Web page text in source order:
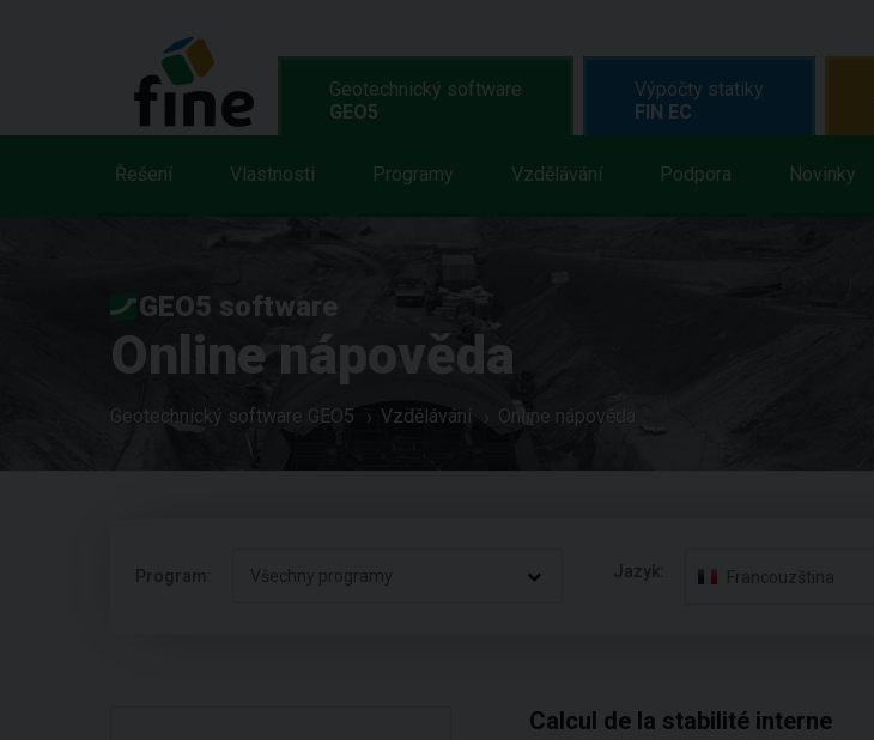
Geotechnický software
GEO5
Řešení Vlastnosti Programy Vzdělávání Podpora Novinky
Výpočty statiky
FIN EC
GEO5 software
Online nápověda
Geotechnický software GEO5 Vzdělávání Online nápověda
Program: Všechny programy Jazyk: Francouzština
Calcul de la stabilité interne